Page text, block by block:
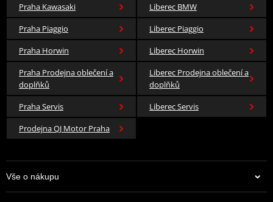
Praha Kawasaki
Liberec BMW
Praha Piaggio
Liberec Piaggio
Praha Horwin
Liberec Horwin
Praha Prodejna oblečení a
doplňků
Liberec Prodejna oblečení a
doplňků
Praha Servis
Liberec Servis
Prodejna QJ Motor Praha
Vše o nákupu